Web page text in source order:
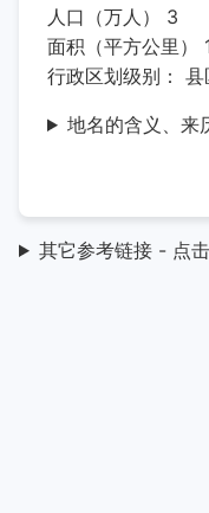
人口（万人） 3
面积（平方公里）
行政区划级别： 县
地名的含义、来
其它参考链接 - 点